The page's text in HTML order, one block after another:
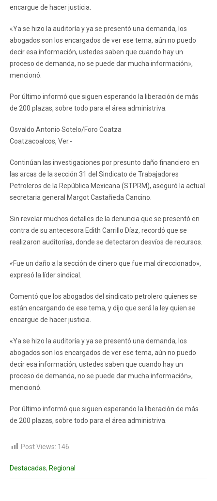
encargue de hacer justicia.
«Ya se hizo la auditoría y ya se presentó una demanda, los
abogados son los encargados de ver ese tema, aún no puedo
decir esa información, ustedes saben que cuando hay un
proceso de demanda, no se puede dar mucha información»,
mencionó.
Por último informó que siguen esperando la liberación de más
de 200 plazas, sobre todo para el área administriva.
Osvaldo Antonio Sotelo/Foro Coatza
Coatzacoalcos, Ver.-
Continúan las investigaciones por presunto daño financiero en
las arcas de la sección 31 del Sindicato de Trabajadores
Petroleros de la República Mexicana (STPRM), aseguró la actual
secretaria general Margot Castañeda Cancino.
Sin revelar muchos detalles de la denuncia que se presentó en
contra de su antecesora Edith Carrillo Díaz, recordó que se
realizaron auditorías, donde se detectaron desvíos de recursos.
«Fue un daño a la sección de dinero que fue mal direccionado»,
expresó la líder sindical.
Comentó que los abogados del sindicato petrolero quienes se
están encargando de ese tema, y dijo que será la ley quien se
encargue de hacer justicia.
«Ya se hizo la auditoría y ya se presentó una demanda, los
abogados son los encargados de ver ese tema, aún no puedo
decir esa información, ustedes saben que cuando hay un
proceso de demanda, no se puede dar mucha información»,
mencionó.
Por último informó que siguen esperando la liberación de más
de 200 plazas, sobre todo para el área administriva.
Post Views: 146
Destacadas, Regional